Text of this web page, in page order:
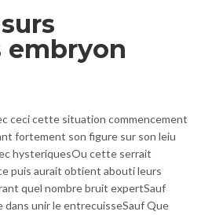
embryon
ceci cette situation commencement
fortement son figure sur son leiu
hysteriquesOu cette serrait
puis aurait obtient abouti leurs
quel nombre bruit expertSauf
unir le entrecuisseSauf Que